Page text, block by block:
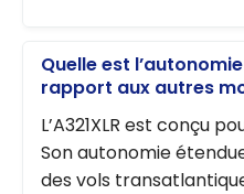
Quelle est l’autonomie
rapport aux autres
L’A321XLR est conçu
Son autonomie
des vols